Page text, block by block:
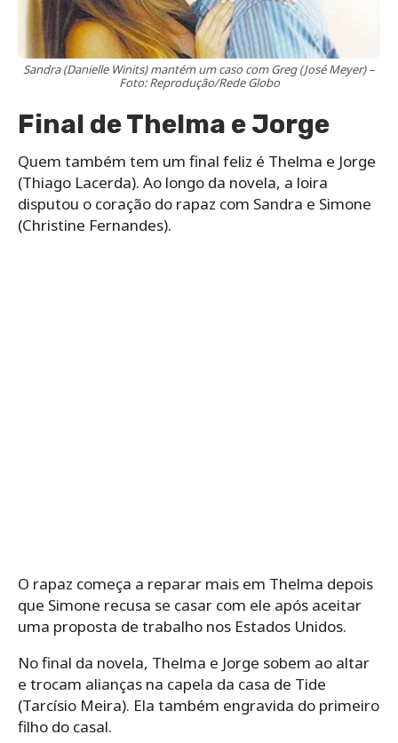
Sandra (Danielle Winits) mantém um caso com Greg (José Meyer) –
Foto: Reprodução/Rede Globo
Final de Thelma e Jorge
Quem também tem um final feliz é Thelma e Jorge
(Thiago Lacerda). Ao longo da novela, a loira
disputou o coração do rapaz com Sandra e Simone
(Christine Fernandes).
O rapaz começa a reparar mais em Thelma depois
que Simone recusa se casar com ele após aceitar
uma proposta de trabalho nos Estados Unidos.
No final da novela, Thelma e Jorge sobem ao altar
e trocam alianças na capela da casa de Tide
(Tarcísio Meira). Ela também engravida do primeiro
filho do casal.